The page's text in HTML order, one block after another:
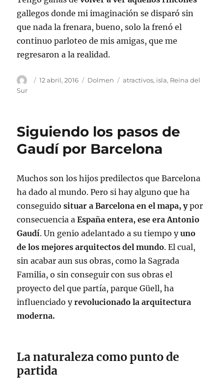
gallegos donde mi imaginación se disparó sin
que nada la frenara, bueno, solo la frenó el
continuo parloteo de mis amigas, que me
regresaron a la realidad.
Autor
Publicado
12 abril, 2016 Categorías
Dolmen Etiquetas
atractivos, isla, Reina del
Sur
Siguiendo los pasos de
Gaudí por Barcelona
Muchos son los hijos predilectos que Barcelona
ha dado al mundo. Pero si hay alguno que ha
conseguidosituar a Barcelona en el mapa, ypor
consecuencia aEspaña entera, ese era Antonio
Gaudí. Un genio adelantado a su tiempo yuno
de los mejores arquitectos del mundo. El cual,
sin acabar aun sus obras, como la Sagrada
Familia, o sin conseguir con sus obras el
proyecto del que partía, parque Güell, ha
influenciado yrevolucionado la arquitectura
moderna.
La naturaleza como punto de
partida